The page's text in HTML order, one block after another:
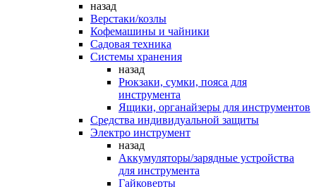
назад
Верстаки/козлы
Кофемашины и чайники
Садовая техника
Системы хранения
назад
Рюкзаки, сумки, пояса для
инструмента
Ящики, органайзеры для инструментов
Средства индивидуальной защиты
Электро инструмент
назад
Аккумуляторы/зарядные устройства
для инструмента
Гайковерты